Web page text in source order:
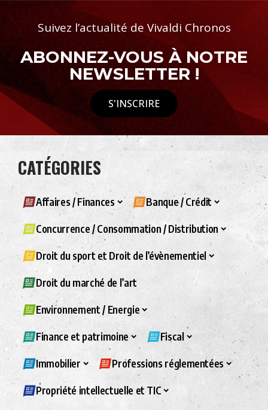
Suivez l’actualité de Vivaldi Chronos
ABONNEZ-VOUS À NOTRE
NEWSLETTER !
S'INSCRIRE
CATÉGORIES
Affaires / Finances Banque / Crédit
Concurrence / Consommation / Distribution
Droit du sport et Droit de l’évènementiel
Droit du marché de l’art
Environnement / Energie
Finance et patrimoine Fiscal
Immobilier Professions réglementées
Propriété intellectuelle et TIC